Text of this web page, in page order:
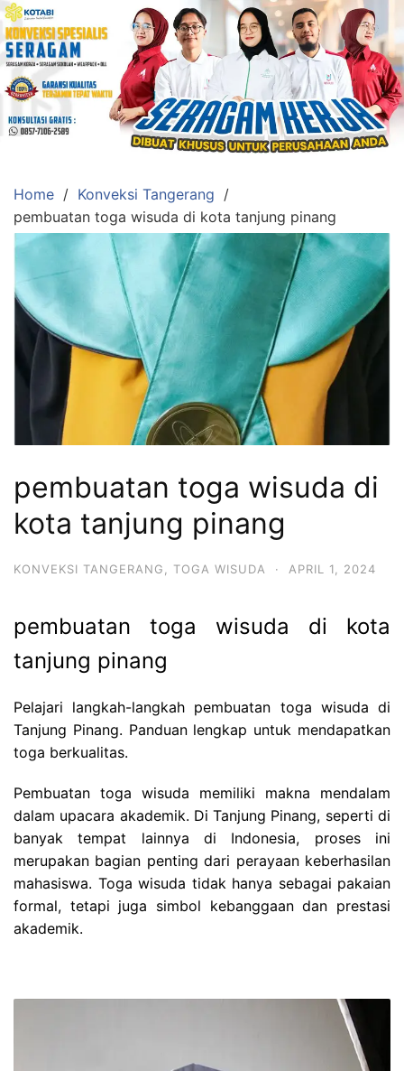
Skip
to
content
Konveksi
Toko
Abi
Baju
Seragam,
Toga
Wisuda,Jas
Almamater
Home
Konveksi Tangerang
pembuatan toga wisuda di kota tanjung pinang
pembuatan toga wisuda di
kota tanjung pinang
KONVEKSI TANGERANG TOGA WISUDA · APRIL 1, 2024
pembuatan toga wisuda di kota
tanjung pinang
Pelajari langkah-langkah pembuatan toga wisuda di
Tanjung Pinang. Panduan lengkap untuk mendapatkan
toga berkualitas.
Pembuatan toga wisuda memiliki makna mendalam
dalam upacara akademik. Di Tanjung Pinang, seperti di
banyak tempat lainnya di Indonesia, proses ini
merupakan bagian penting dari perayaan keberhasilan
mahasiswa. Toga wisuda tidak hanya sebagai pakaian
formal, tetapi juga simbol kebanggaan dan prestasi
akademik.